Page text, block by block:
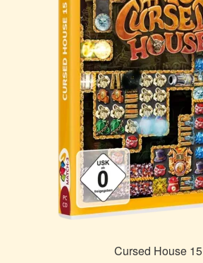
Cursed House 15